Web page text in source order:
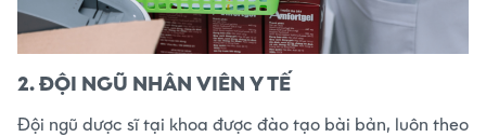
2. ĐỘI NGŨ NHÂN VIÊN Y TẾ
Đội ngũ dược sĩtại khoa được đào tạo bài bản, luôn theo